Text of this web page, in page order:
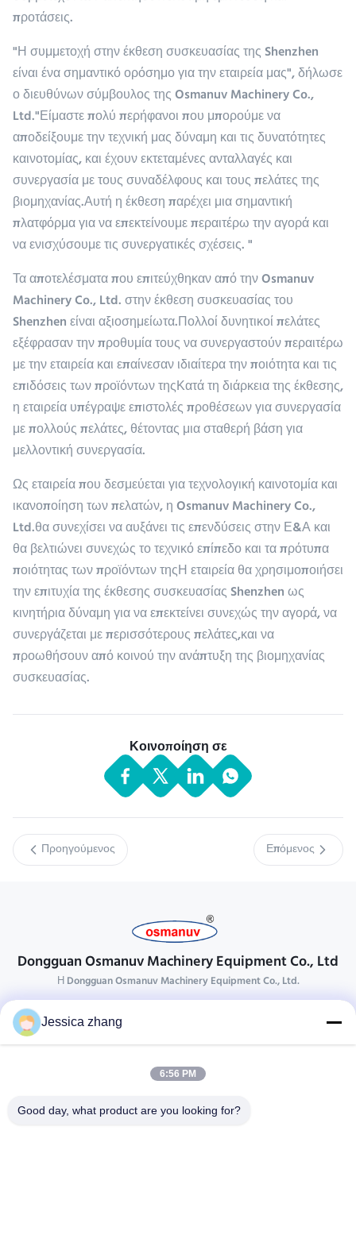
προτάσεις.
"Η συμμετοχή στην έκθεση συσκευασίας της Shenzhen
είναι ένα σημαντικό ορόσημο για την εταιρεία μας", δήλωσε
ο διευθύνων σύμβουλος της Osmanuv Machinery Co.,
Ltd."Είμαστε πολύ περήφανοι που μπορούμε να
αποδείξουμε την τεχνική μας δύναμη και τις δυνατότητες
καινοτομίας, και έχουν εκτεταμένες ανταλλαγές και
συνεργασία με τους συναδέλφους και τους πελάτες της
βιομηχανίας.Αυτή η έκθεση παρέχει μια σημαντική
πλατφόρμα για να επεκτείνουμε περαιτέρω την αγορά και
να ενισχύσουμε τις συνεργατικές σχέσεις. "
Τα αποτελέσματα που επιτεύχθηκαν από την Osmanuv
Machinery Co., Ltd. στην έκθεση συσκευασίας του
Shenzhen είναι αξιοσημείωτα.Πολλοί δυνητικοί πελάτες
εξέφρασαν την προθυμία τους να συνεργαστούν περαιτέρω
με την εταιρεία και επαίνεσαν ιδιαίτερα την ποιότητα και τις
επιδόσεις των προϊόντων τηςΚατά τη διάρκεια της έκθεσης,
η εταιρεία υπέγραψε επιστολές προθέσεων για συνεργασία
με πολλούς πελάτες, θέτοντας μια σταθερή βάση για
μελλοντική συνεργασία.
Ως εταιρεία που δεσμεύεται για τεχνολογική καινοτομία και
ικανοποίηση των πελατών, η Osmanuv Machinery Co.,
Ltd.θα συνεχίσει να αυξάνει τις επενδύσεις στην Ε&Α και
θα βελτιώνει συνεχώς το τεχνικό επίπεδο και τα πρότυπα
ποιότητας των προϊόντων τηςΗ εταιρεία θα χρησιμοποιήσει
την επιτυχία της έκθεσης συσκευασίας Shenzhen ως
κινητήρια δύναμη για να επεκτείνει συνεχώς την αγορά, να
συνεργάζεται με περισσότερους πελάτες,και να
προωθήσουν από κοινού την ανάπτυξη της βιομηχανίας
συσκευασίας.
Κοινοποίηση σε
Προηγούμενος Επόμενος
Dongguan Osmanuv Machinery Equipment Co., Ltd
Η Dongguan Osmanuv Machinery Equipment Co., Ltd.
28 δεύτερος ο βιομηχανικός, wei Liu chong, Wanjiang,
DongGuan, Guangdong, Κίνα
osmanuv@hotmail.com
Jessica zhang
6:56 PM
Good day, what product are you looking for?